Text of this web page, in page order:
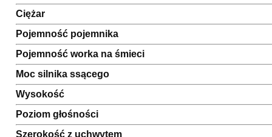
Ciężar
Pojemność pojemnika
Pojemność worka na śmieci
Moc silnika ssącego
Wysokość
Poziom głośności
Szerokość z uchwytem